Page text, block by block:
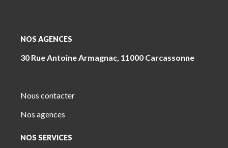
NOS AGENCES
30 Rue Antoine Armagnac, 11000 Carcassonne
Nous contacter
Nos agences
NOS SERVICES